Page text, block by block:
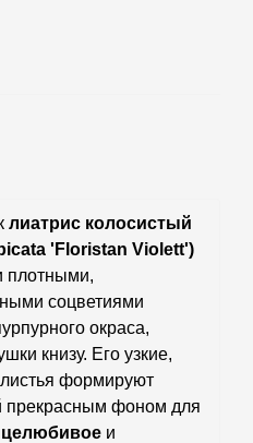
лиатрис колосистый
'Floristan Violett')
плотными,
соцветиями
окраса,
книзу. Его узкие,
формируют
прекрасным фоном для
и